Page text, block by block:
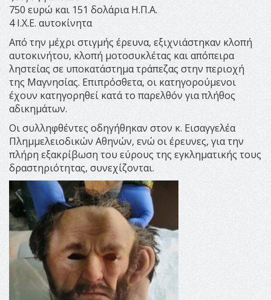
750 ευρώ και 151 δολάρια Η.Π.Α.
4 Ι.Χ.Ε. αυτοκίνητα
Από την μέχρι στιγμής έρευνα, εξιχνιάστηκαν κλοπή
αυτοκινήτου, κλοπή μοτοσυκλέτας και απόπειρα
ληστείας σε υποκατάστημα τράπεζας στην περιοχή
της Μαγνησίας. Επιπρόσθετα, οι κατηγορούμενοι
έχουν κατηγορηθεί κατά το παρελθόν για πλήθος
αδικημάτων.
Οι συλληφθέντες οδηγήθηκαν στον κ. Εισαγγελέα
Πλημμελειοδικών Αθηνών, ενώ οι έρευνες, για την
πλήρη εξακρίβωση του εύρους της εγκληματικής τους
δραστηριότητας, συνεχίζονται.